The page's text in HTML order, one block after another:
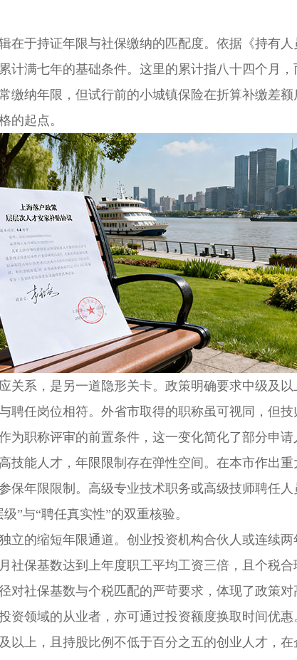
于持证年限与社保缴纳的匹配度。依据《持有人
计满七年的基础条件。这里的累计指八十四个月
缴纳年限，但试行前的小城镇保险在折算补缴差
的起点。
系，是另一道隐形关卡。政策明确要求中级及以
聘任岗位相符。外省市取得的职称虽可视同，但技
为职称评审的前置条件，这一变化简化了部分申请
能人才，年限限制存在弹性空间。在本市作出重
保年限限制。高级专业技术职务或高级技师聘任
”与“聘任真实性”的双重核验。
的缩短年限通道。创业投资机构合伙人或连续两
社保基数达到上年度职工平均工资三倍，且个税
对社保基数与个税匹配的严苛要求，体现了政策对
领域的从业者，亦可通过投资额度换取时间优惠
以上，且持股比例不低于百分之五的创业人才，